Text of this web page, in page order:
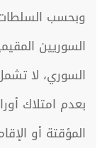
وبحسب السلطات
السوريين
السوري، لا
بعدم امتلاك
المؤقتة أو